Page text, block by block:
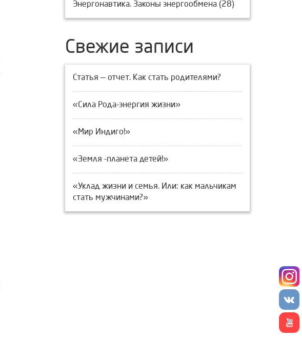
Энергонавтика. Законы энергообмена (28)
Свежие записи
Статья — отчет. Как стать родителями?
«Сила Рода-энергия жизни»
«Мир Индиго!»
«Земля -планета детей!»
«Уклад жизни и семья. Или: как мальчикам
стать мужчинами?»